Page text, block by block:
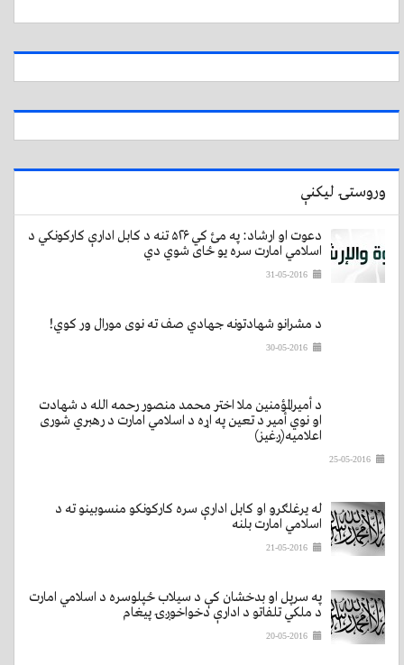
وروستۍ لیکنې
دعوت او ارشاد: په مئ کي ۵۲۶ تنه د کابل ادارې کارکونکي د
اسلامي امارت سره یو ځای شوي دي
31-05-2016
د مشرانو شهادتونه جهادي صف ته نوی مورال ور کوي!
30-05-2016
د أمیرالمؤمنین ملا اختر محمد منصور رحمه الله د شهادت
او نوي أمیر د تعین په اړه د اسلامي امارت د رهبري شوری
اعلامیه(ږغیز)
25-05-2016
له یرغلګرو او کابل ادارې سره کارکونکو منسوبینو ته د
اسلامي امارت بلنه
21-05-2016
په سرپل او بدخشان کې د سیلاب ځپلوسره د اسلامي امارت
د ملکي تلفاتو د ادارې دخواخوږۍ پيغام
20-05-2016